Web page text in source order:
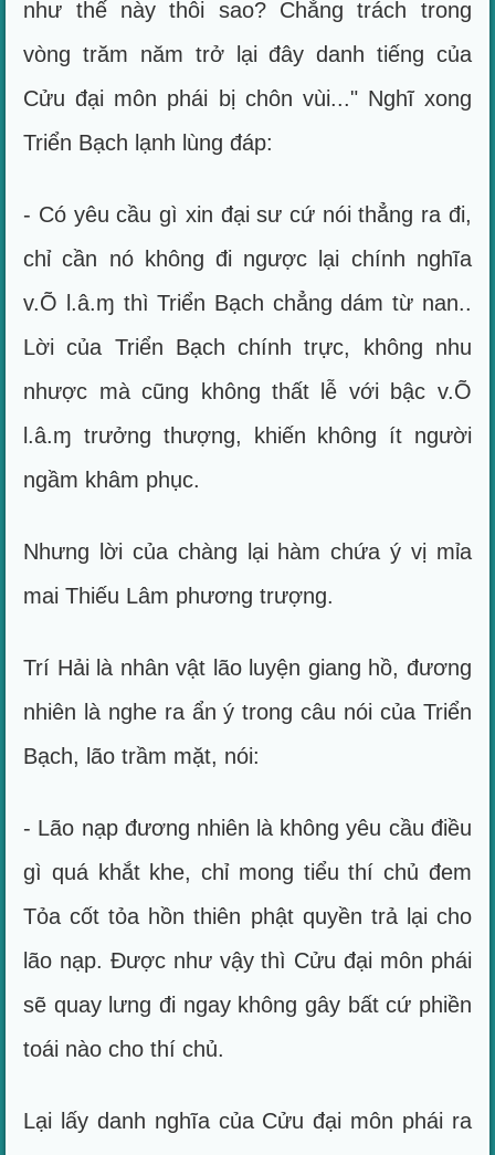
như thế này thôi sao? Chẳng trách trong
vòng trăm năm trở lại đây danh tiếng của
Cửu đại môn phái bị chôn vùi..." Nghĩ xong
Triển Bạch lạnh lùng đáp:
- Có yêu cầu gì xin đại sư cứ nói thẳng ra đi,
chỉ cần nó không đi ngược lại chính nghĩa
v.Õ l.â.ɱ thì Triển Bạch chẳng dám từ nan..
Lời của Triển Bạch chính trực, không nhu
nhược mà cũng không thất lễ với bậc v.Õ
l.â.ɱ trưởng thượng, khiến không ít người
ngầm khâm phục.
Nhưng lời của chàng lại hàm chứa ý vị mỉa
mai Thiếu Lâm phương trượng.
Trí Hải là nhân vật lão luyện giang hồ, đương
nhiên là nghe ra ẩn ý trong câu nói của Triển
Bạch, lão trầm mặt, nói:
- Lão nạp đương nhiên là không yêu cầu điều
gì quá khắt khe, chỉ mong tiểu thí chủ đem
Tỏa cốt tỏa hồn thiên phật quyền trả lại cho
lão nạp. Được như vậy thì Cửu đại môn phái
sẽ quay lưng đi ngay không gây bất cứ phiền
toái nào cho thí chủ.
Lại lấy danh nghĩa của Cửu đại môn phái ra